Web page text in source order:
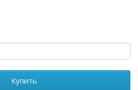
Купить